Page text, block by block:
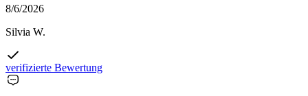
8/6/2026
Silvia W.
verifizierte Bewertung